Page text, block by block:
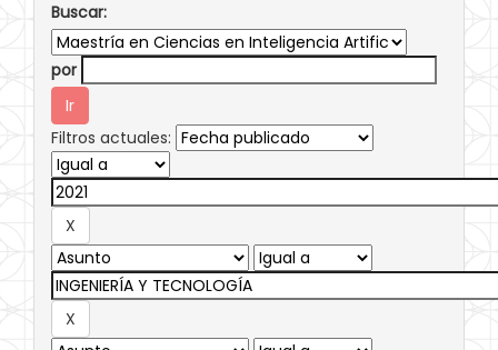
Buscar:
por
Filtros actuales: